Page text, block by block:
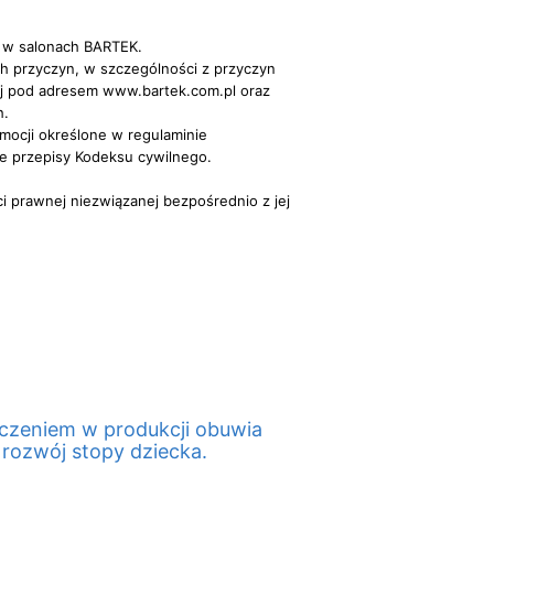
salonach BARTEK.
przyczyn, w szczególności z przyczyn
pod adresem www.bartek.com.pl oraz
określone w regulaminie
przepisy Kodeksu cywilnego.
prawnej niezwiązanej bezpośrednio z jej
w produkcji obuwia
stopy dziecka.